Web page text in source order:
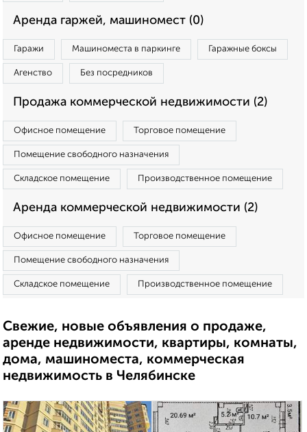
Аренда гаржей, машиномест (0)
Гаражи Машиноместа в паркинге Гаражные боксы
Агенство Без посредников
Продажа коммерческой недвижимости (2)
Офисное помещение Торговое помещение
Помещение свободного назначения
Складское помещение Производственное помещение
Аренда коммерческой недвижимости (2)
Офисное помещение Торговое помещение
Помещение свободного назначения
Складское помещение Производственное помещение
Свежие, новые объявления о продаже,
аренде недвижимости, квартиры, комнаты,
дома, машиноместа, коммерческая
недвижимость в Челябинске